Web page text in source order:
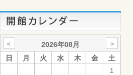
＜ 2026年08月
＞
日
月 火 水 木 金
土
1